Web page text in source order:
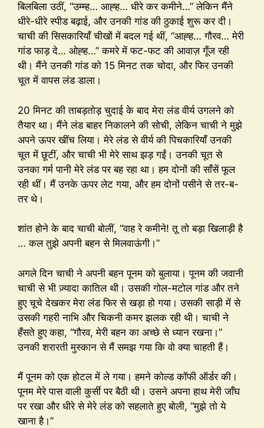
बिलबिला उठीं, “उम्म्ह… आह्ह… धीरे कर कमीने…” लेकिन मैंने
धीरे-धीरे स्पीड बढ़ाई, और उनकी गांड की ठुकाई शुरू कर दी।
चाची की सिसकारियाँ चीखों में बदल गई थीं, “आह्ह… गौरव… मेरी
गांड फाड़ दे… ओह्ह…” कमरे में फट-फट की आवाज़ गूँज रही
थी। मैंने उनकी गांड को 15 मिनट तक चोदा, और फिर उनकी
चूत में वापस लंड डाला।
20 मिनट की ताबड़तोड़ चुदाई के बाद मेरा लंड वीर्य उगलने को
तैयार था। मैंने लंड बाहर निकालने की सोची, लेकिन चाची ने मुझे
अपने ऊपर खींच लिया। मेरे लंड से वीर्य की पिचकारियाँ उनकी
चूत में छूटीं, और चाची भी मेरे साथ झड़ गईं। उनकी चूत से
उनका गर्म पानी मेरे लंड पर बह रहा था। हम दोनों की साँसें फूल
रही थीं। मैं उनके ऊपर लेट गया, और हम दोनों पसीने से तर-ब-
तर थे।
शांत होने के बाद चाची बोलीं, “वाह रे कमीने! तू तो बड़ा खिलाड़ी है
… कल तुझे अपनी बहन से मिलवाऊंगी।”
अगले दिन चाची ने अपनी बहन पूनम को बुलाया। पूनम की जवानी
चाची से भी ज़्यादा कातिल थी। उसकी गोल-मटोल गांड और तने
हुए चूचे देखकर मेरा लंड फिर से खड़ा हो गया। उसकी साड़ी में से
उसकी गहरी नाभि और चिकनी कमर झलक रही थी। चाची ने
हँसते हुए कहा, “गौरव, मेरी बहन का अच्छे से ध्यान रखना।”
उनकी शरारती मुस्कान से मैं समझ गया कि वो क्या चाहती हैं।
मैं पूनम को एक होटल में ले गया। हमने कोल्ड कॉफी ऑर्डर की।
पूनम मेरे पास वाली कुर्सी पर बैठी थी। उसने अपना हाथ मेरी जाँघ
पर रखा और धीरे से मेरे लंड को सहलाते हुए बोली, “मुझे तो ये
खाना है।”